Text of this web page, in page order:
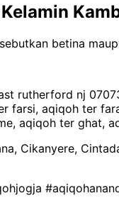
betina
rutherford nj
farsi, aqiqoh ter
aqiqoh ter ghat,
Cikanyere,